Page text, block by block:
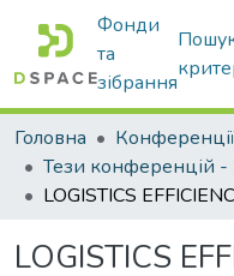
Фонди
та
зібрання
Головна
Тези конференцій
LOGISTICS